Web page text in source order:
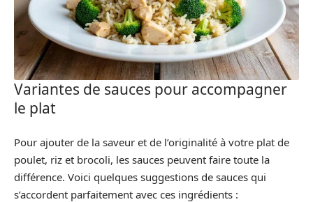
Variantes de sauces pour accompagner
le plat
Pour ajouter de la saveur et de l’originalité à votre plat de
poulet, riz et brocoli, les sauces peuvent faire toute la
différence. Voici quelques suggestions de sauces qui
s’accordent parfaitement avec ces ingrédients :